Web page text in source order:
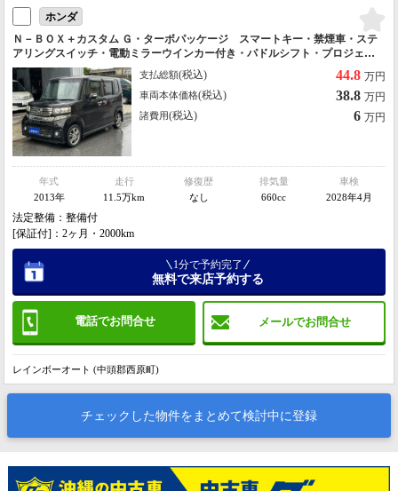
ホンダ
Ｎ－ＢＯＸ＋カスタム Ｇ・ターボパッケージ スマートキー・禁煙車・ステ
アリングスイッチ・電動ミラーウインカー付き・パドルシフト・プロジェク
ターヘッドライト・バックカメラ・ブルートゥース・スペアキー有り・ター
ボ車！
支払総額(税込) 44.8 万円
車両本体価格(税込) 38.8 万円
諸費用(税込) 6 万円
年式
2013年
走行
11.5万km
修復歴
なし
排気量
660cc
車検
2028年4月
法定整備：整備付
[保証付]：2ヶ月・2000km
電話でお問合せ メールでお問合せ
1分で予約完了
無料で来店予約する
レインボーオート (中頭郡西原町)
チェックした物件をまとめて検討中に登録